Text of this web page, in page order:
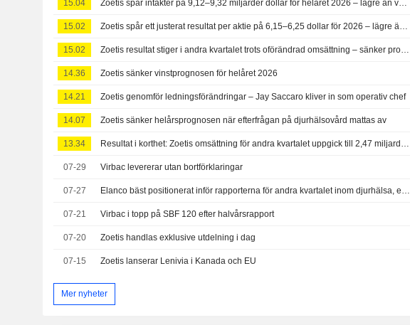
15.04 Zoetis spår intäkter på 9,12–9,32 miljarder dollar för helåret 2026 – lägre än väntade 9,72 miljarder dollar
15.02 Zoetis spår ett justerat resultat per aktie på 6,15–6,25 dollar för 2026 – lägre än väntade 6,87 dollar
15.02 Zoetis resultat stiger i andra kvartalet trots oförändrad omsättning – sänker prognosen för 2026
14.36 Zoetis sänker vinstprognosen för helåret 2026
14.21 Zoetis genomför ledningsförändringar – Jay Saccaro kliver in som operativ chef
14.07 Zoetis sänker helårsprognosen när efterfrågan på djurhälsovård mattas av
13.34 Resultat i korthet: Zoetis omsättning för andra kvartalet uppgick till 2,47 miljarder dollar – lägre än väntade 2,50 miljarder dollar
07-29 Virbac levererar utan bortförklaringar
07-27 Elanco bäst positionerat inför rapporterna för andra kvartalet inom djurhälsa, enligt UBS
07-21 Virbac i topp på SBF 120 efter halvårsrapport
07-20 Zoetis handlas exklusive utdelning i dag
07-15 Zoetis lanserar Lenivia i Kanada och EU
Mer nyheter